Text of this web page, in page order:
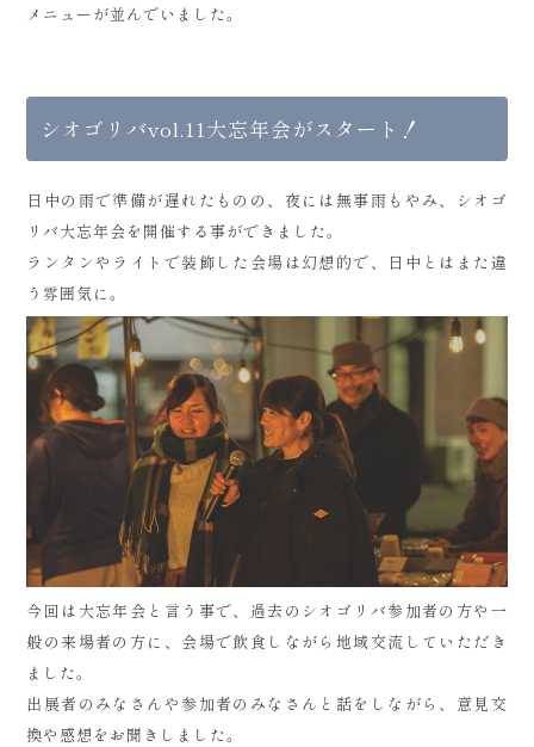
メニューが並んでいました。
シオゴリバvol.11大忘年会がスタート！
日中の雨で準備が遅れたものの、夜には無事雨もやみ、シオゴ
リバ大忘年会を開催する事ができました。
ランタンやライトで装飾した会場は幻想的で、日中とはまた違
う雰囲気に。
今回は大忘年会と言う事で、過去のシオゴリバ参加者の方や一
般の来場者の方に、会場で飲食しながら地域交流していただき
ました。
出展者のみなさんや参加者のみなさんと話をしながら、意見交
換や感想をお聞きしました。